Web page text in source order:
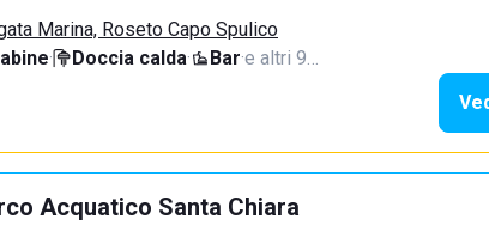
Marina, Roseto Capo Spulico
· Doccia calda· Bar·e altri 9…
Acquatico Santa Chiara